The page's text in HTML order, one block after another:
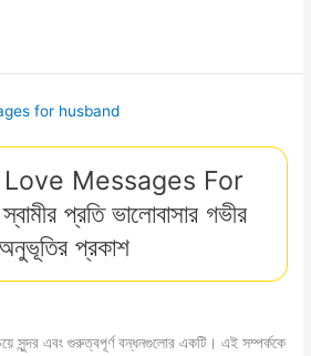
Messages For
প্রতি ভালোবাসার গভীর
প্রকাশ
সুন্দর এবং গুরুত্বপূর্ণ বন্ধনগুলোর একটি। এই সম্পর্ককে